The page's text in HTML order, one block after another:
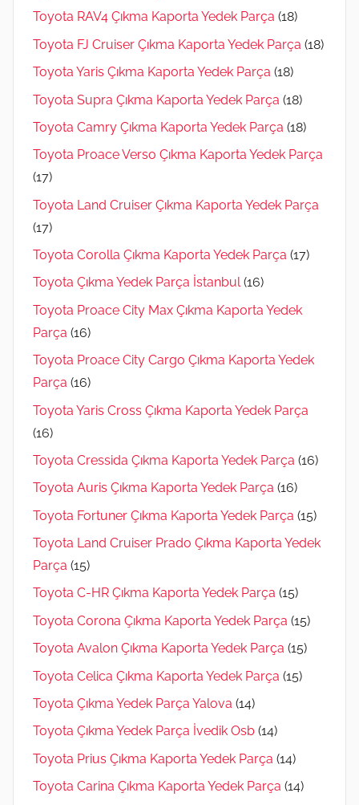
Toyota RAV4 Çıkma Kaporta Yedek Parça (18)
Toyota FJ Cruiser Çıkma Kaporta Yedek Parça (18)
Toyota Yaris Çıkma Kaporta Yedek Parça (18)
Toyota Supra Çıkma Kaporta Yedek Parça (18)
Toyota Camry Çıkma Kaporta Yedek Parça (18)
Toyota Proace Verso Çıkma Kaporta Yedek Parça
(17)
Toyota Land Cruiser Çıkma Kaporta Yedek Parça
(17)
Toyota Corolla Çıkma Kaporta Yedek Parça (17)
Toyota Çıkma Yedek Parça İstanbul (16)
Toyota Proace City Max Çıkma Kaporta Yedek
Parça (16)
Toyota Proace City Cargo Çıkma Kaporta Yedek
Parça (16)
Toyota Yaris Cross Çıkma Kaporta Yedek Parça
(16)
Toyota Cressida Çıkma Kaporta Yedek Parça (16)
Toyota Auris Çıkma Kaporta Yedek Parça (16)
Toyota Fortuner Çıkma Kaporta Yedek Parça (15)
Toyota Land Cruiser Prado Çıkma Kaporta Yedek
Parça (15)
Toyota C-HR Çıkma Kaporta Yedek Parça (15)
Toyota Corona Çıkma Kaporta Yedek Parça (15)
Toyota Avalon Çıkma Kaporta Yedek Parça (15)
Toyota Celica Çıkma Kaporta Yedek Parça (15)
Toyota Çıkma Yedek Parça Yalova (14)
Toyota Çıkma Yedek Parça İvedik Osb (14)
Toyota Prius Çıkma Kaporta Yedek Parça (14)
Toyota Carina Çıkma Kaporta Yedek Parça (14)